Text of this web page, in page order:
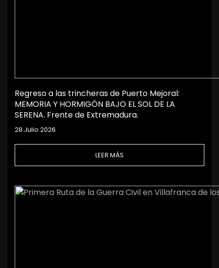
Regreso a las trincheras de Puerto Mejoral:
MEMORIA Y HORMIGÓN BAJO EL SOL DE LA
SERENA. Frente de Extremadura.
28 Julio 2026
LEER MÁS